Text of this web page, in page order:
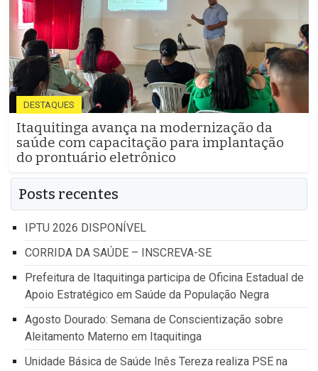
DESTAQUES
Itaquitinga avança na modernização da
saúde com capacitação para implantação
do prontuário eletrônico
Posts recentes
IPTU 2026 DISPONÍVEL
CORRIDA DA SAÚDE – INSCREVA-SE
Prefeitura de Itaquitinga participa de Oficina Estadual de
Apoio Estratégico em Saúde da População Negra
Agosto Dourado: Semana de Conscientização sobre
Aleitamento Materno em Itaquitinga
Unidade Básica de Saúde Inês Tereza realiza PSE na